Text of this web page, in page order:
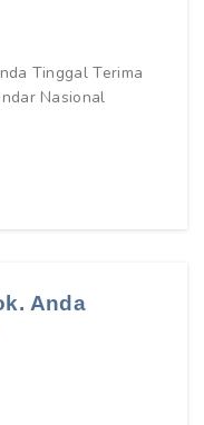
Tinggal Terima
Nasional
Anda